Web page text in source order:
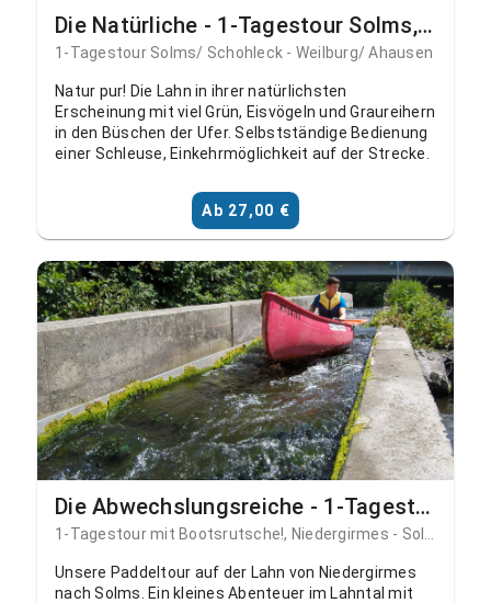
Die Natürliche - 1-Tagestour Solms, Schohleck - Weilburg, Ahausen
1-Tagestour Solms/ Schohleck - Weilburg/ Ahausen
Natur pur! Die Lahn in ihrer natürlichsten
Erscheinung mit viel Grün, Eisvögeln und Graureihern
in den Büschen der Ufer. Selbstständige Bedienung
einer Schleuse, Einkehrmöglichkeit auf der Strecke.
Ab 27,00 €
Die Abwechslungsreiche - 1-Tagestour Niedergirmes - Solms, Schohleck, mit Bootsrutsche
Unsere Paddeltour auf der Lahn von Niedergirmes
nach Solms. Ein kleines Abenteuer im Lahntal mit